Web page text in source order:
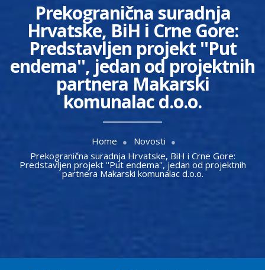
Prekogranična suradnja
Hrvatske, BiH i Crne Gore:
Predstavljen projekt ''Put
endema'', jedan od projektnih
partnera Makarski
komunalac d.o.o.
Home
Novosti
Prekogranična suradnja Hrvatske, BiH i Crne Gore:
Predstavljen projekt ''Put endema'', jedan od projektnih
partnera Makarski komunalac d.o.o.